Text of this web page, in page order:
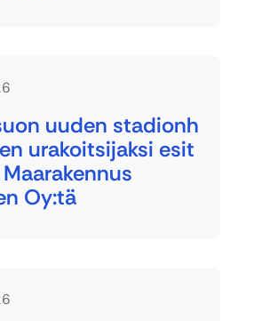
uuden stadionh
urakoitsijaksi esit
Oy:tä